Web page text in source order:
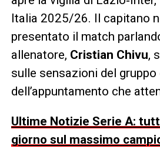
Italia 2025/26. Il capitano
presentato il match
allenatore, Cristian Chivu,
sulle sensazioni del gruppo
dell’appuntamento che
Ultime Notizie Serie A:
giorno sul massimo